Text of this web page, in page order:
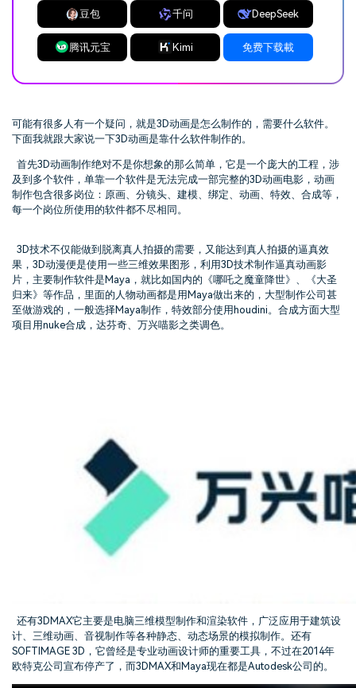
豆包 千问 DeepSeek
腾讯元宝 Kimi 免费下载載
可能有很多人有一个疑问，就是3D动画是怎么制作的，需要什么软件。
下面我就跟大家说一下3D动画是靠什么软件制作的。
首先3D动画制作绝对不是你想象的那么简单，它是一个庞大的工程，涉
及到多个软件，单靠一个软件是无法完成一部完整的3D动画电影，动画
制作包含很多岗位：原画、分镜头、建模、绑定、动画、特效、合成等，
每一个岗位所使用的软件都不尽相同。
3D技术不仅能做到脱离真人拍摄的需要，又能达到真人拍摄的逼真效
果， 3D动漫便是使用一些三维效果图形，利用3D技术制作逼真动画影
片，主要制作软件是 Maya ，就比如国内的《哪吒之魔童降世》、《大圣
归来》等作品，里面的人物动画都是用 Maya做出来的，大型制作公司甚
至做游戏的，一般选择Maya制作，特效部分使用 houdini。合成方面大型
项目用nuke合成，达芬奇、万兴喵影之类调色。
还有3DMAX它主要是电脑三维模型制作和渲染软件，广泛应用于建筑设
计、三维动画、音视制作等各种静态、动态场景的模拟制作。还有
SOFTIMAGE 3D ，它曾经是专业动画设计师的重要工具，不过在2014年
欧特克公司宣布停产了，而3DMAX和 Maya现在都是Autodesk公司的。